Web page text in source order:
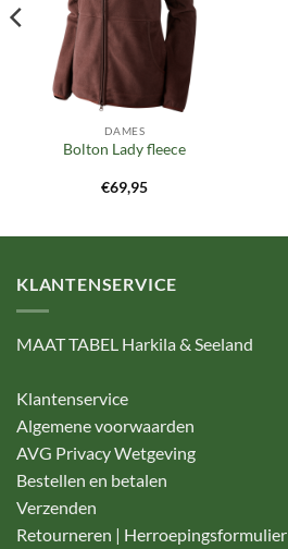
DAMES
Bolton Lady fleece
€69,95
KLANTENSERVICE
MAAT TABEL Harkila & Seeland
Klantenservice
Algemene voorwaarden
AVG Privacy Wetgeving
Bestellen en betalen
Verzenden
Retourneren | Herroepingsformulier